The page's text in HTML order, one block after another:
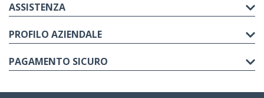
ASSISTENZA
PROFILO AZIENDALE
PAGAMENTO SICURO